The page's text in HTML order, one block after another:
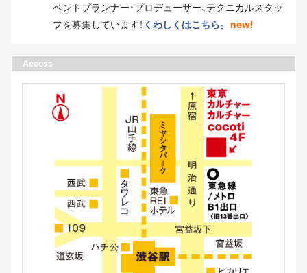
ベントプランナー・プロデューサー、テクニカルスタッ
フを募集しています！ くわしくはこちら。 new!
Access